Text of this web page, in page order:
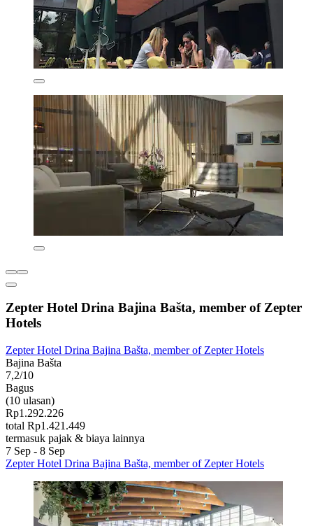
Zepter Hotel Drina Bajina Bašta, member of Zepter
Hotels
Zepter Hotel Drina Bajina Bašta, member of Zepter Hotels
Bajina Bašta
7,2/10
Bagus
(10 ulasan)
Rp1.292.226
total Rp1.421.449
termasuk pajak & biaya lainnya
7 Sep - 8 Sep
Zepter Hotel Drina Bajina Bašta, member of Zepter Hotels